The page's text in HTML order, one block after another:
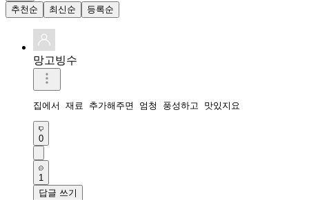
추천순
최신순 등록순
망고빙수
집에서 재료 추가해주면 엄청 풍성하고 맛있지요
0
1
답글 쓰기